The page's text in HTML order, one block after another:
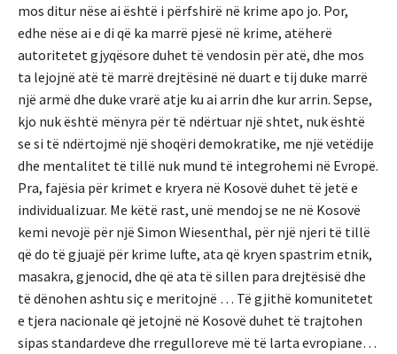
mos ditur nëse ai është i përfshirë në krime apo jo. Por,
edhe nëse ai e di që ka marrë pjesë në krime, atëherë
autoritetet gjyqësore duhet të vendosin për atë, dhe mos
ta lejojnë atë të marrë drejtësinë në duart e tij duke marrë
një armë dhe duke vrarë atje ku ai arrin dhe kur arrin. Sepse,
kjo nuk është mënyra për të ndërtuar një shtet, nuk është
se si të ndërtojmë një shoqëri demokratike, me një vetëdije
dhe mentalitet të tillë nuk mund të integrohemi në Evropë.
Pra, fajësia për krimet e kryera në Kosovë duhet të jetë e
individualizuar. Me këtë rast, unë mendoj se ne në Kosovë
kemi nevojë për një Simon Wiesenthal, për një njeri të tillë
që do të gjuajë për krime lufte, ata që kryen spastrim etnik,
masakra, gjenocid, dhe që ata të sillen para drejtësisë dhe
të dënohen ashtu siç e meritojnë … Të gjithë komunitetet
e tjera nacionale që jetojnë në Kosovë duhet të trajtohen
sipas standardeve dhe rregulloreve më të larta evropiane…